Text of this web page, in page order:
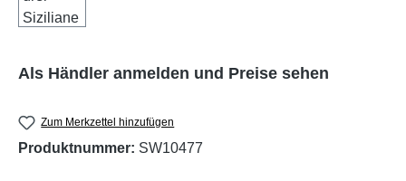
Als Händler anmelden und Preise sehen
Zum Merkzettel hinzufügen
Produktnummer: SW10477